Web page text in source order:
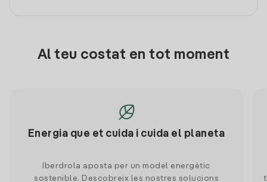
Al teu costat en tot moment
Energia que et cuida i cuida el planeta
Iberdrola aposta per un model energètic
sostenible. Descobreix les nostres solucions